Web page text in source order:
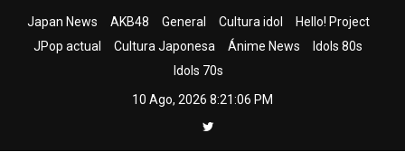
Japan News AKB48 General Cultura idol
Hello! Project
JPop actual
Cultura Japonesa Ánime News
Idols 80s
Idols 70s
10 Ago, 2026 8:21:07 PM